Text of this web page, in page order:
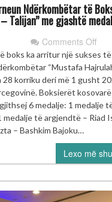
Ndërkombëtar të
Talijan” me gjashtë
Comments Offon
në
të
–
me
boks ka arritur një sukses të
“Mustafa
28 korriku deri më 1 gusht
Boksierët
6 medalje: 1 medalje
medalje të argjendtë – Riad
– Bashkim Bajoku…
Lexo më